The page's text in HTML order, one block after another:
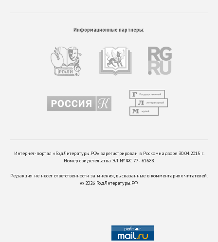
Информационные партнеры:
Интернет-портал «ГодЛитературы.РФ» зарегистрирован в Роскомнадзоре 30.04.2015 г.
Номер свидетельства ЭЛ № ФС 77 - 61688.
Редакция не несет ответственности за мнения, высказанные в комментариях читателей.
© 2026 ГодЛитературы.РФ